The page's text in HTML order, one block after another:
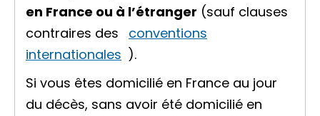
en France ou à l’étranger (sauf clauses
contraires des
conventions
internationales ).
Si vous êtes domicilié en France au jour
du décès, sans avoir été domicilié en